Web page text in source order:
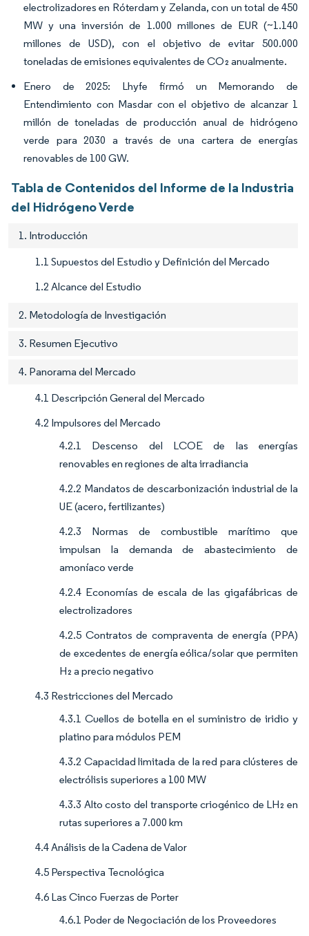
electrolizadores en Róterdam y Zelanda, con un total de 450
MW y una inversión de 1.000 millones de EUR (~1.140
millones de USD), con el objetivo de evitar 500.000
toneladas de emisiones equivalentes de CO₂ anualmente.
Enero de 2025: Lhyfe firmó un Memorando de
Entendimiento con Masdar con el objetivo de alcanzar 1
millón de toneladas de producción anual de hidrógeno
verde para 2030 a través de una cartera de energías
renovables de 100 GW.
Tabla de Contenidos del Informe de la Industria
del Hidrógeno Verde
1. Introducción
1.1 Supuestos del Estudio y Definición del Mercado
1.2 Alcance del Estudio
2. Metodología de Investigación
3. Resumen Ejecutivo
4. Panorama del Mercado
4.1 Descripción General del Mercado
4.2 Impulsores del Mercado
4.2.1 Descenso del LCOE de las energías
renovables en regiones de alta irradiancia
4.2.2 Mandatos de descarbonización industrial de la
UE (acero, fertilizantes)
4.2.3 Normas de combustible marítimo que
impulsan la demanda de abastecimiento de
amoníaco verde
4.2.4 Economías de escala de las gigafábricas de
electrolizadores
4.2.5 Contratos de compraventa de energía (PPA)
de excedentes de energía eólica/solar que permiten
H₂ a precio negativo
4.3 Restricciones del Mercado
4.3.1 Cuellos de botella en el suministro de iridio y
platino para módulos PEM
4.3.2 Capacidad limitada de la red para clústeres de
electrólisis superiores a 100 MW
4.3.3 Alto costo del transporte criogénico de LH₂ en
rutas superiores a 7.000 km
4.4 Análisis de la Cadena de Valor
4.5 Perspectiva Tecnológica
4.6 Las Cinco Fuerzas de Porter
4.6.1 Poder de Negociación de los Proveedores